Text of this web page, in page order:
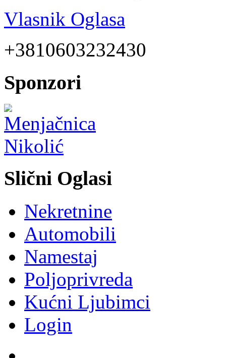
Vlasnik Oglasa
+3810603232430
Sponzori
Slični Oglasi
Nekretnine
Automobili
Namestaj
Poljoprivreda
Kućni Ljubimci
Login